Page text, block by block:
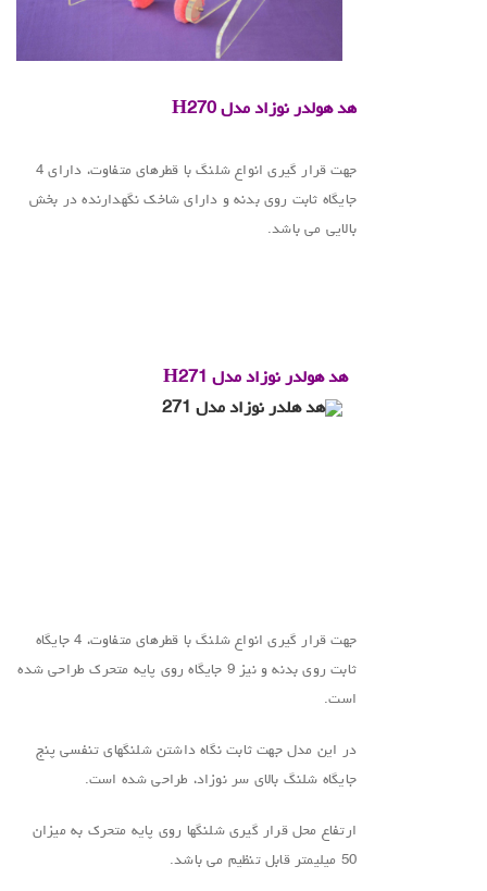
هد هولدر نوزاد مدل H270
جهت قرار گیری انواع شلنگ با قطرهای متفاوت، دارای 4
جایگاه ثابت روی بدنه و دارای شاخک نگهدارنده در بخش
بالایی می باشد.
.هد هولدر نوزاد مدل H271
جهت قرار گیری انواع شلنگ با قطرهای متفاوت، 4 جایگاه
ثابت روی بدنه و نیز 9 جایگاه روی پایه متحرک طراحی شده
است.
در این مدل جهت ثابت نگاه داشتن شلنگهای تنفسی پنج
جایگاه شلنگ بالای سر نوزاد، طراحی شده است.
ارتفاع محل قرار گیری شلنگها روی پایه متحرک به میزان
50 میلیمتر قابل تنظیم می باشد.